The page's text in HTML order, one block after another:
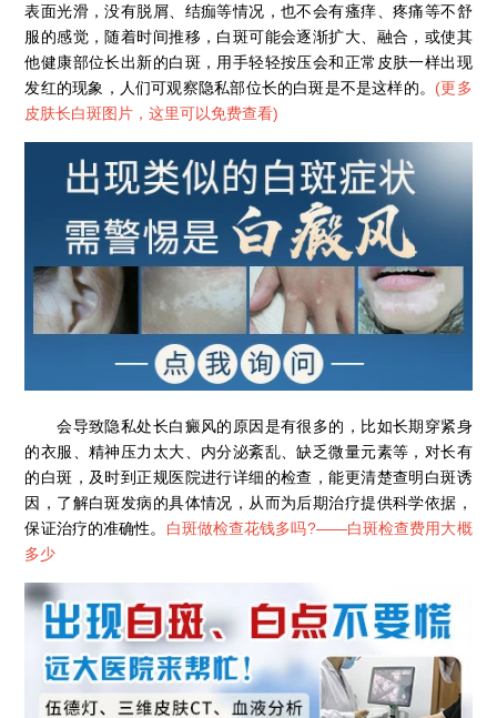
表面光滑，没有脱屑、结痂等情况，也不会有瘙痒、疼痛等不舒
服的感觉，随着时间推移，白斑可能会逐渐扩大、融合，或使其
他健康部位长出新的白斑，用手轻轻按压会和正常皮肤一样出现
发红的现象，人们可观察隐私部位长的白斑是不是这样的。 (更多
皮肤长白斑图片，这里可以免费查看)
会导致隐私处长白癜风的原因是有很多的，比如长期穿紧身
的衣服、精神压力太大、内分泌紊乱、缺乏微量元素等，对长有
的白斑，及时到正规医院进行详细的检查，能更清楚查明白斑诱
因，了解白斑发病的具体情况，从而为后期治疗提供科学依据，
保证治疗的准确性。 白斑做检查花钱多吗?——白斑检查费用大概
多少